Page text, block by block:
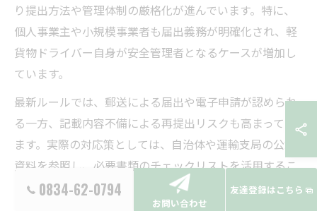
り提出方法や管理体制の厳格化が進んでいます。特に、
個人事業主や小規模事業者も届出義務が明確化され、軽
貨物ドライバー自身が安全管理者となるケースが増加し
ています。
最新ルールでは、郵送による届出や電子申請が認められ
る一方、記載内容不備による再提出リスクも高まってい
ます。実際の対応策としては、自治体や運輸支局の公式
資料を参照し、必要書類のチェックリストを活用するこ
とが有効です。
0834-62-0794
お問い合わせ
友達登録はこちら